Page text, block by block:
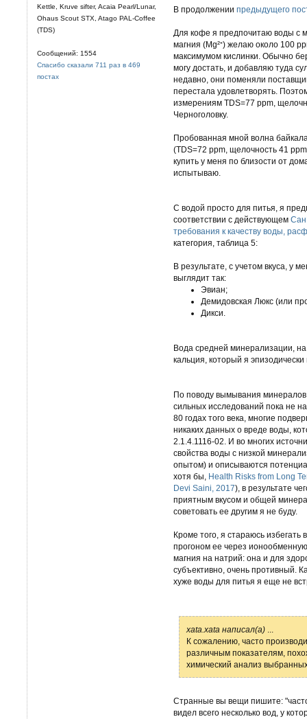
Kettle, Kruve sifter, Acaia Pearl/Lunar,
Ohaus Scout STX, Atago PAL-Coffee
(TDS)
Сообщений: 1554
Спасибо сказали 711 раз в 469
постах
В продолжении предыдущего
Для кофе я предпочитаю воды с
магния (Mg²⁺) желаю около 100
максимумом кислинки. Обычно
могу достать, и добавляю туда
недавно, они поменяли
перестала удовлетворять.
измерениям TDS=77 ppm,
Черноголовку.
Пробованная мной волна
(TDS=72 ppm, щелочность 41
купить у меня по близости от
испытываю.
С водой просто для питья, я
соответствии с действующем
требования к качеству воды,
категория, таблица 5:
В результате, с учетом вкуса, у
выглядит так:
Эвиан;
Демидовская Люкс (или
Дикси.
Вода средней минерализации,
кальция, который я
По поводу вымывания минералов
сильных исследований пока не
80 годах того века, многие
никаких данных о вреде воды,
2.1.4.1116-02. И во многих
свойства воды с низкой
опытом) и описываются
хотя бы, Health Risks from Long
Devi Saini, 2017), в результате
приятным вкусом и общей
советовать ее другим я не буду.
Кроме того, я стараюсь
прогоном ее через
магния на натрий: она и для
субъективно, очень противный.
хуже воды для питья я еще не
xata.xata написал(а)
К сожалению, часто
различным показателям,
химический анализ
Странные вы вещи пишите:
видел всего несколько вод, у